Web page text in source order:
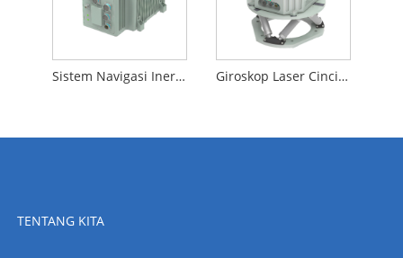
Sistem Navigasi Inersia Tali Gelang Laser Giroskop Kepersisan tinggi Giroskop Laser Cincin Sistem Navigasi Inersia Pengindeksan Paksi Tunggal
TENTANG KITA